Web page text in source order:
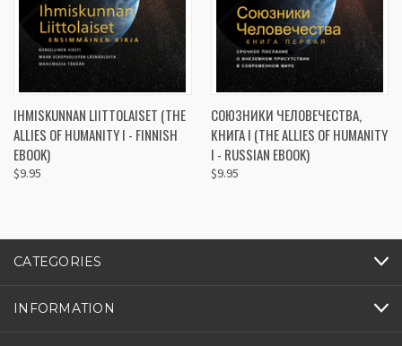
IHMISKUNNAN LIITTOLAISET (THE
ALLIES OF HUMANITY I - FINNISH
EBOOK)
$9.95
СОЮЗНИКИ ЧЕЛОВЕЧЕСТВА,
КНИГА I (THE ALLIES OF HUMANITY
I - RUSSIAN EBOOK)
$9.95
CATEGORIES
INFORMATION